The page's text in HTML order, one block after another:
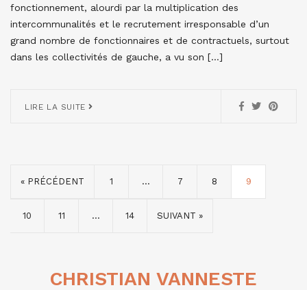
fonctionnement, alourdi par la multiplication des
intercommunalités et le recrutement irresponsable d’un
grand nombre de fonctionnaires et de contractuels, surtout
dans les collectivités de gauche, a vu son […]
LIRE LA SUITE
« PRÉCÉDENT 1 … 7 8 9
10 11 … 14 SUIVANT »
CHRISTIAN VANNESTE